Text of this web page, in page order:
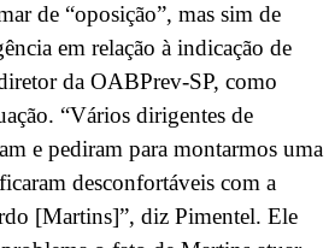
de “oposição”, mas sim de
em relação à indicação de
da OABPrev-SP, como
“Vários dirigentes de
e pediram para montarmos uma
desconfortáveis com a
[Martins]”, diz Pimentel. Ele